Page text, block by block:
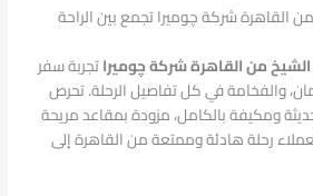
القاهرة شركة چوميرا تجمع بين الراحة
من القاهرة شركة چوميراتجربة سفر
والفخامة في كل تفاصيل الرحلة. تحرص
ومكيفة بالكامل، مزودة بمقاعد مريحة
رحلة هادئة وممتعة من القاهرة إلى